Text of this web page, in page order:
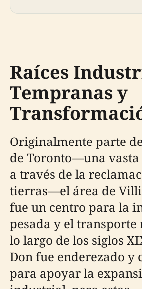
Raíces
Tempranas y
Originalmente parte
de Toronto—una vasta
a través de la
tierras—el área de
fue un centro para la
pesada y el
lo largo de los siglos
Don fue enderezado y
para apoyar la